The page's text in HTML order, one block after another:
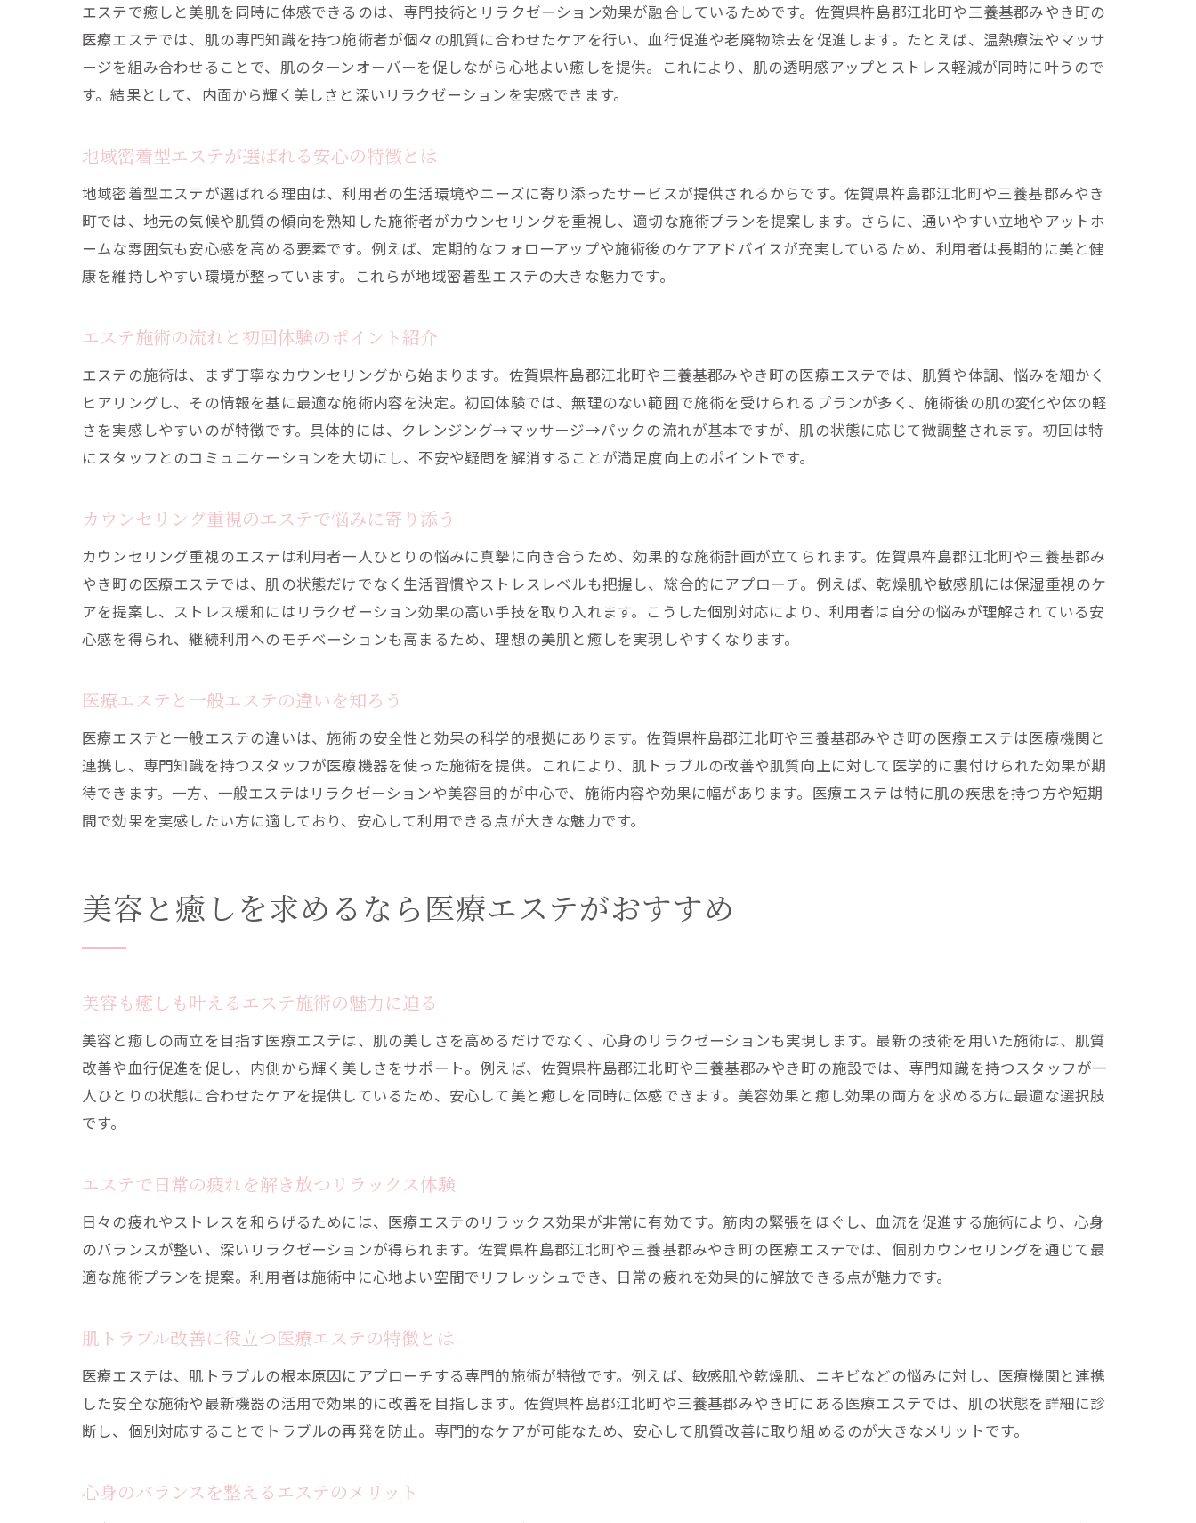
エステ選びで重視したい技術力と対応力
心も体もリフレッシュできるエステの魅力
エステでリフレッシュできる理由を徹底解説
エステがもたらす心身のリラックス効果とは
医療エステで実感する美と健康の変化
エステで美肌を目指す具体的なアプローチ法
施術後に実感できる美容効果と口コミ紹介
長期的に続けるエステのメリットまとめ
悩みに寄り添う施術が人気の理由とは
一人ひとりに合うエステ施術の対応力が魅力
エステスタッフの専門知識と丁寧な接客
悩み相談から始まるエステの安心サポート
エステ選びで大切にしたい安心ポイント
信頼できるエステ施設の見極め方を解説
口コミや評価を活用したエステ選びのコツ
事前相談でわかるエステの対応力と安心感
エステで癒しと美肌を同時に体感できるのは、専門技術とリラクゼーション効果が融合しているためです。佐賀県杵島郡江北町や三養基郡みやき町の
医療エステでは、肌の専門知識を持つ施術者が個々の肌質に合わせたケアを行い、血行促進や老廃物除去を促進します。たとえば、温熱療法やマッサ
ージを組み合わせることで、肌のターンオーバーを促しながら心地よい癒しを提供。これにより、肌の透明感アップとストレス軽減が同時に叶うので
す。結果として、内面から輝く美しさと深いリラクゼーションを実感できます。
地域密着型エステが選ばれる安心の特徴とは
地域密着型エステが選ばれる理由は、利用者の生活環境やニーズに寄り添ったサービスが提供されるからです。佐賀県杵島郡江北町や三養基郡みやき
町では、地元の気候や肌質の傾向を熟知した施術者がカウンセリングを重視し、適切な施術プランを提案します。さらに、通いやすい立地やアットホ
ームな雰囲気も安心感を高める要素です。例えば、定期的なフォローアップや施術後のケアアドバイスが充実しているため、利用者は長期的に美と健
康を維持しやすい環境が整っています。これらが地域密着型エステの大きな魅力です。
エステ施術の流れと初回体験のポイント紹介
エステの施術は、まず丁寧なカウンセリングから始まります。佐賀県杵島郡江北町や三養基郡みやき町の医療エステでは、肌質や体調、悩みを細かく
ヒアリングし、その情報を基に最適な施術内容を決定。初回体験では、無理のない範囲で施術を受けられるプランが多く、施術後の肌の変化や体の軽
さを実感しやすいのが特徴です。具体的には、クレンジング→マッサージ→パックの流れが基本ですが、肌の状態に応じて微調整されます。初回は特
にスタッフとのコミュニケーションを大切にし、不安や疑問を解消することが満足度向上のポイントです。
カウンセリング重視のエステで悩みに寄り添う
カウンセリング重視のエステは利用者一人ひとりの悩みに真摯に向き合うため、効果的な施術計画が立てられます。佐賀県杵島郡江北町や三養基郡み
やき町の医療エステでは、肌の状態だけでなく生活習慣やストレスレベルも把握し、総合的にアプローチ。例えば、乾燥肌や敏感肌には保湿重視のケ
アを提案し、ストレス緩和にはリラクゼーション効果の高い手技を取り入れます。こうした個別対応により、利用者は自分の悩みが理解されている安
心感を得られ、継続利用へのモチベーションも高まるため、理想の美肌と癒しを実現しやすくなります。
医療エステと一般エステの違いを知ろう
医療エステと一般エステの違いは、施術の安全性と効果の科学的根拠にあります。佐賀県杵島郡江北町や三養基郡みやき町の医療エステは医療機関と
連携し、専門知識を持つスタッフが医療機器を使った施術を提供。これにより、肌トラブルの改善や肌質向上に対して医学的に裏付けられた効果が期
待できます。一方、一般エステはリラクゼーションや美容目的が中心で、施術内容や効果に幅があります。医療エステは特に肌の疾患を持つ方や短期
間で効果を実感したい方に適しており、安心して利用できる点が大きな魅力です。
美容と癒しを求めるなら医療エステがおすすめ
美容も癒しも叶えるエステ施術の魅力に迫る
美容と癒しの両立を目指す医療エステは、肌の美しさを高めるだけでなく、心身のリラクゼーションも実現します。最新の技術を用いた施術は、肌質
改善や血行促進を促し、内側から輝く美しさをサポート。例えば、佐賀県杵島郡江北町や三養基郡みやき町の施設では、専門知識を持つスタッフが一
人ひとりの状態に合わせたケアを提供しているため、安心して美と癒しを同時に体感できます。美容効果と癒し効果の両方を求める方に最適な選択肢
です。
エステで日常の疲れを解き放つリラックス体験
日々の疲れやストレスを和らげるためには、医療エステのリラックス効果が非常に有効です。筋肉の緊張をほぐし、血流を促進する施術により、心身
のバランスが整い、深いリラクゼーションが得られます。佐賀県杵島郡江北町や三養基郡みやき町の医療エステでは、個別カウンセリングを通じて最
適な施術プランを提案。利用者は施術中に心地よい空間でリフレッシュでき、日常の疲れを効果的に解放できる点が魅力です。
肌トラブル改善に役立つ医療エステの特徴とは
医療エステは、肌トラブルの根本原因にアプローチする専門的施術が特徴です。例えば、敏感肌や乾燥肌、ニキビなどの悩みに対し、医療機関と連携
した安全な施術や最新機器の活用で効果的に改善を目指します。佐賀県杵島郡江北町や三養基郡みやき町にある医療エステでは、肌の状態を詳細に診
断し、個別対応することでトラブルの再発を防止。専門的なケアが可能なため、安心して肌質改善に取り組めるのが大きなメリットです。
心身のバランスを整えるエステのメリット